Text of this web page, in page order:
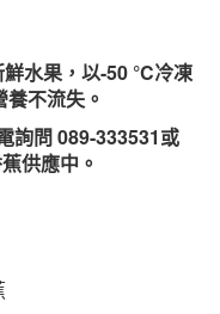
水果，以-50 °C冷凍
不流失。
詢問 089-333531或
供應中 。